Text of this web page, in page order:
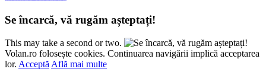
Se încarcă, vă rugăm așteptați!
This may take a second or two.
Volan.ro folosește cookies. Continuarea navigării implică acceptarea
lor. Acceptă Află mai multe